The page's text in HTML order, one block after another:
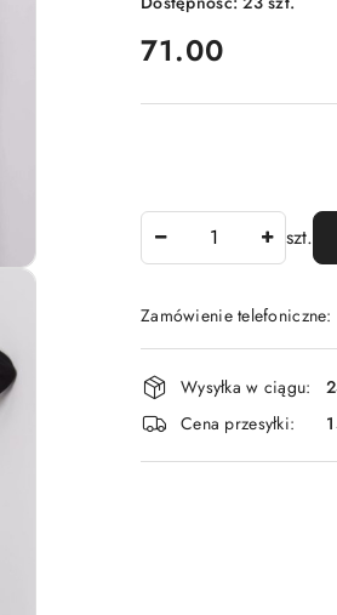
cena:
71.00
szt.
Zamówienie
Dostępność
i
dostawa
Wysyłka w ciągu:
Cena przesyłki: